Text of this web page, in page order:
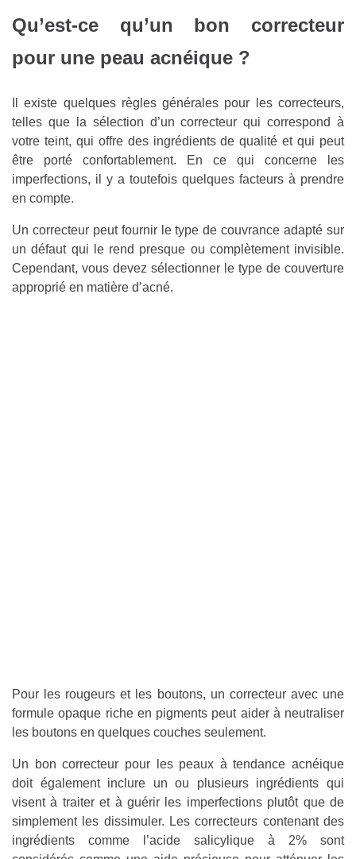
Qu’est-ce qu’un bon correcteur
pour une peau acnéique ?
Il existe quelques règles générales pour les correcteurs,
telles que la sélection d’un correcteur qui correspond à
votre teint, qui offre des ingrédients de qualité et qui peut
être porté confortablement. En ce qui concerne les
imperfections, il y a toutefois quelques facteurs à prendre
en compte.
Un correcteur peut fournir le type de couvrance adapté sur
un défaut qui le rend presque ou complètement invisible.
Cependant, vous devez sélectionner le type de couverture
approprié en matière d’acné.
Pour les rougeurs et les boutons, un correcteur avec une
formule opaque riche en pigments peut aider à neutraliser
les boutons en quelques couches seulement.
Un bon correcteur pour les peaux à tendance acnéique
doit également inclure un ou plusieurs ingrédients qui
visent à traiter et à guérir les imperfections plutôt que de
simplement les dissimuler. Les correcteurs contenant des
ingrédients comme l’acide salicylique à 2% sont